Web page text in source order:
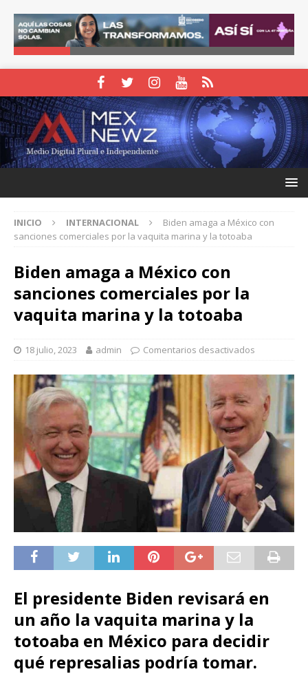
INICIO INTERNACIONAL
Biden amaga a México con
sanciones comerciales por la vaquita marina y la totoaba
Biden amaga a México con
sanciones comerciales por la
vaquita marina y la totoaba
18 julio, 2023 admin Comentarios desactivados
El presidente Biden revisará en
un año la vaquita marina y la
totoaba en México para decidir
qué represalias podría tomar.